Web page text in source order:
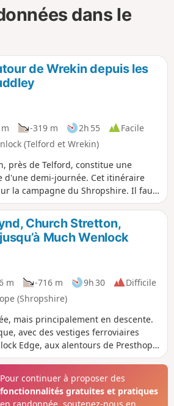
dans le
de Wrekin depuis les
-319 m 2h 55
Facile
(Telford et Wrekin)
près de Telford, constitue une
d'une demi-journée. Cet itinéraire
la campagne du Shropshire. Il faut
courtes mais raides pour
mais la vue est exceptionnelle
bien l'effort.
Church Stretton,
Much Wenlock
m -716 m 9h 30
Difficile
(Shropshire)
mais principalement en descente.
avec des vestiges ferroviaires
Edge, aux alentours de Presthope.
le sentier Jack Mytton Way. Pour
Pour continuer à proposer des
fonctionnalités gratuites et pratiques